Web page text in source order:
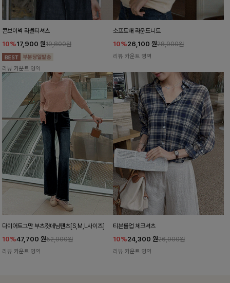
콘브이넥 라벨티셔츠
10%17,900 원19,800원
리뷰 카운트 영역
소프트해 라운드니트
10%26,100 원28,900원
리뷰 카운트 영역
다이어트그만 부츠컷데님팬츠[S,M,L사이즈]
10%47,700 원52,900원
리뷰 카운트 영역
티븐롤업 체크셔츠
10%24,300 원26,900원
리뷰 카운트 영역